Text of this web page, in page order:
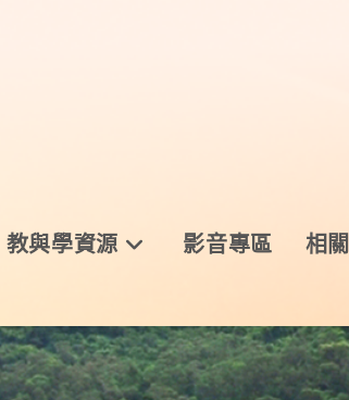
教與學資源 影音專區 相